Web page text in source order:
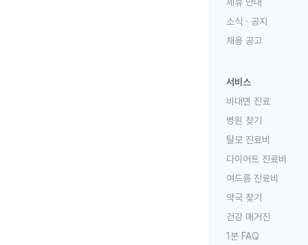
소식 · 공지
채용 공고
서비스
비대면 진료
병원 찾기
탈모 진료비
다이어트 진료비
여드름 진료비
약국 찾기
건강 매거진
1분 FAQ